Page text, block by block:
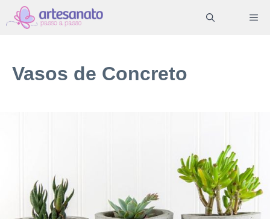
Pular
para
conteúdo
Vasos de Concreto